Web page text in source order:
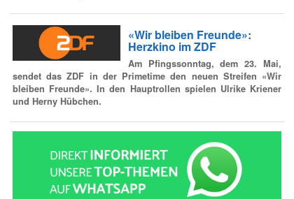
«Wir bleiben Freunde»:
Herzkino im ZDF
Am Pfingssonntag, dem 23. Mai,
sendet das ZDF in der Primetime den neuen Streifen «Wir
bleiben Freunde». In den Hauptrollen spielen Ulrike Kriener
und Herny Hübchen.